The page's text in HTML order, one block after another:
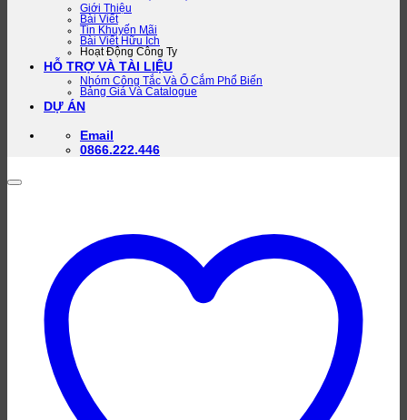
Giới Thiệu
Bài Viết
Tin Khuyến Mãi
Bài Viết Hữu Ích
Hoạt Động Công Ty
HỖ TRỢ VÀ TÀI LIỆU
Nhóm Công Tắc Và Ổ Cắm Phổ Biến
Bảng Giá Và Catalogue
DỰ ÁN
Email
0866.222.446